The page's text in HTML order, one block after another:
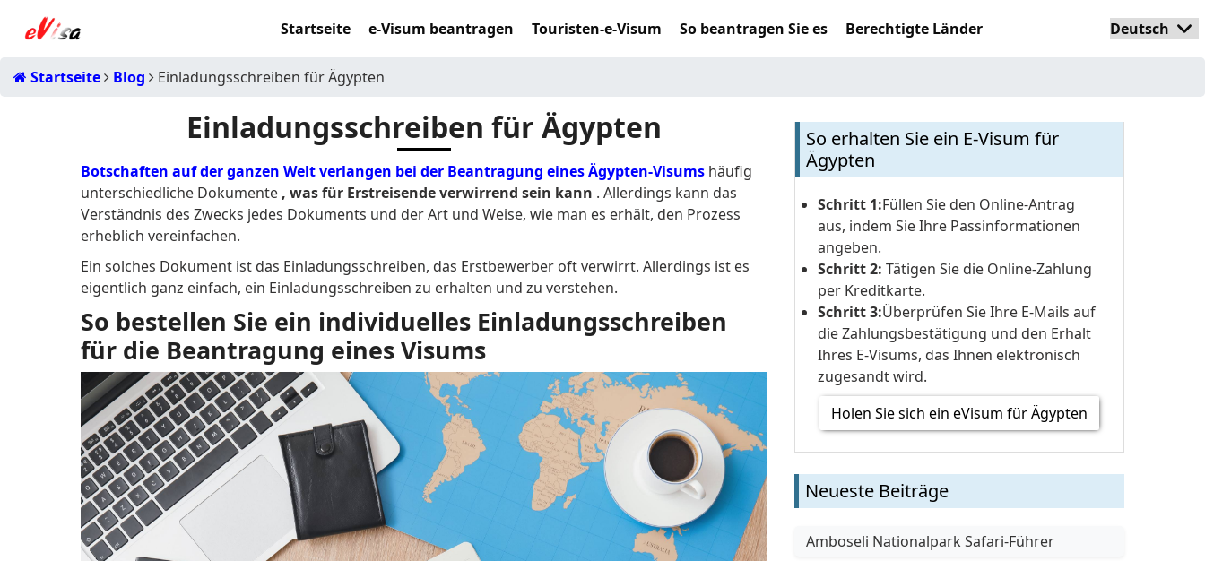
Startseite e-Visum beantragen Touristen-e-Visum So beantragen Sie es Berechtigte Länder
Startseite Blog Einladungsschreiben für Ägypten
Einladungsschreiben für Ägypten
Botschaften auf der ganzen Welt verlangen bei der Beantragung eines Ägypten-Visums häufig
unterschiedliche Dokumente , was für Erstreisende verwirrend sein kann . Allerdings kann das
Verständnis des Zwecks jedes Dokuments und der Art und Weise, wie man es erhält, den Prozess
erheblich vereinfachen.
Ein solches Dokument ist das Einladungsschreiben, das Erstbewerber oft verwirrt. Allerdings ist es
eigentlich ganz einfach, ein Einladungsschreiben zu erhalten und zu verstehen.
So bestellen Sie ein individuelles Einladungsschreiben
für die Beantragung eines Visums
So erhalten Sie ein E-Visum für
Ägypten
Schritt 1:Füllen Sie den Online-Antrag
aus, indem Sie Ihre Passinformationen
angeben.
Schritt 2: Tätigen Sie die Online-Zahlung
per Kreditkarte.
Schritt 3:Überprüfen Sie Ihre E-Mails auf
die Zahlungsbestätigung und den Erhalt
Ihres E-Visums, das Ihnen elektronisch
zugesandt wird.
Holen Sie sich ein eVisum für Ägypten
Neueste Beiträge
Amboseli Nationalpark Safari-Führer